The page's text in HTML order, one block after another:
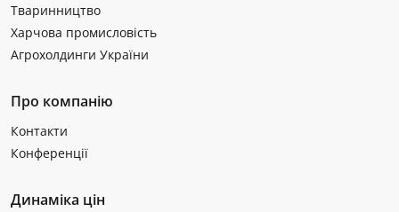
Тваринництво
Харчова промисловість
Агрохолдинги України
Про компанію
Контакти
Конференції
Динаміка цін